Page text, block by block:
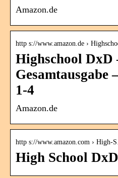
Amazon.de
http s://www.amazon.de ›
Highschool DxD
Gesamtausgabe
1-4
Amazon.de
http s://www.amazon.com › High-
High School